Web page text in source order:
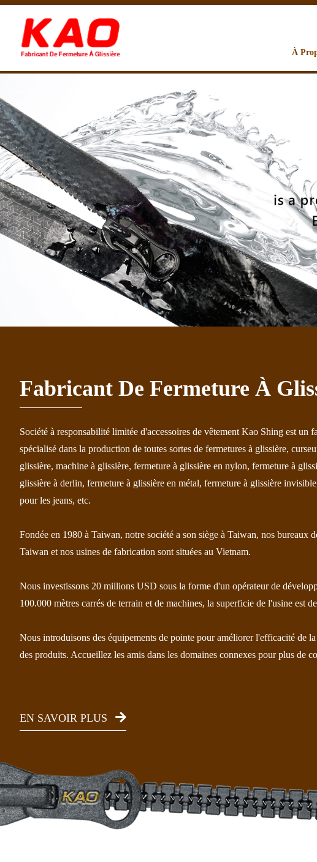
À
Fabricant De Fermeture À
Société à responsabilité limitée d'accessoires de vêtement Kao Shing est un
spécialisé dans la production de toutes sortes de fermetures à glissière,
glissière, machine à glissière, fermeture à glissière en nylon, fermeture à
glissière à derlin, fermeture à glissière en métal, fermeture à glissière
pour les jeans, etc.
Fondée en 1980 à Taiwan, notre société a son siège à Taiwan, nos bureaux
Taiwan et nos usines de fabrication sont situées au Vietnam.
Nous investissons 20 millions USD sous la forme d'un opérateur de
100.000 mètres carrés de terrain et de machines, la superficie de l'usine est
Nous introduisons des équipements de pointe pour améliorer l'efficacité de
des produits. Accueillez les amis dans les domaines connexes pour plus de
EN SAVOIR PLUS